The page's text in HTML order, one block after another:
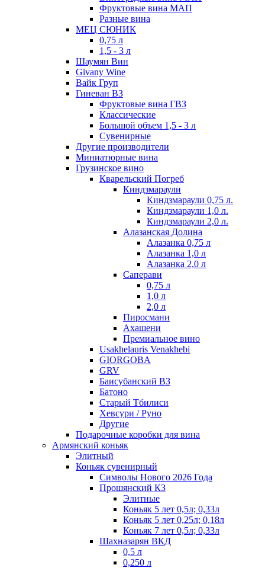
Фруктовые вина МАП
Разные вина
МЕЦ СЮНИК
0,75 л
1,5 - 3 л
Шаумян Вин
Givany Wine
Вайк Груп
Гиневан ВЗ
Фруктовые вина ГВЗ
Классические
Большой объем 1,5 - 3 л
Сувенирные
Другие производители
Миниатюрные вина
Грузинское вино
Кварельский Погреб
Киндзмараули
Киндзмараули 0,75 л.
Киндзмараули 1,0 л.
Киндзмараули 2,0 л.
Алазанская Долина
Алазанка 0,75 л
Алазанка 1,0 л
Алазанка 2,0 л
Саперави
0,75 л
1,0 л
2,0 л
Пиросмани
Ахашени
Премиальное вино
Usakhelauris Venakhebi
GIORGOBA
GRV
Баисубанский ВЗ
Батоно
Старый Тбилиси
Хевсури / Руно
Другие
Подарочные коробки для вина
Армянский коньяк
Элитный
Коньяк сувенирный
Символы Нового 2026 Года
Прошянский КЗ
Элитные
Коньяк 5 лет 0,5л; 0,33л
Коньяк 5 лет 0,25л; 0,18л
Коньяк 7 лет 0,5л; 0,33л
Шахназарян ВКД
0,5 л
0,250 л